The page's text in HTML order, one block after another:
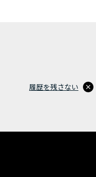
履歴を残さない